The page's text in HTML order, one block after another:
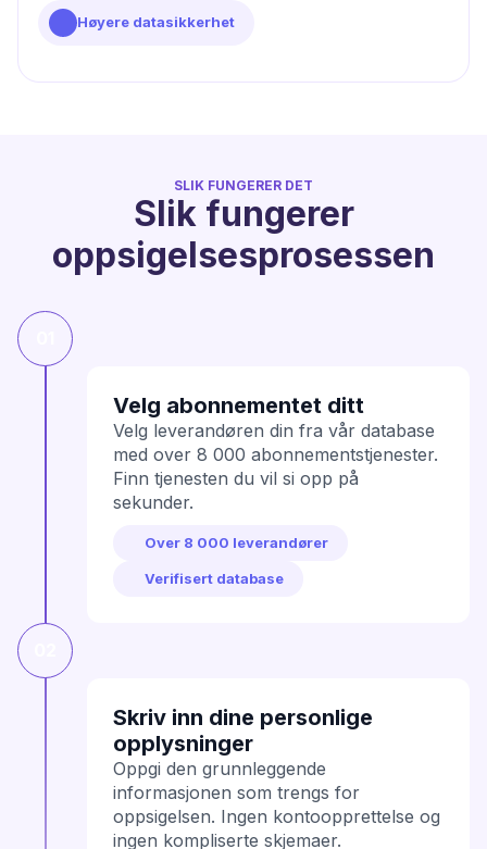
Høyere datasikkerhet
SLIK FUNGERER DET
Slik fungerer
oppsigelsesprosessen
Velg abonnementet ditt
Velg leverandøren din fra vår database
med over 8 000 abonnementstjenester.
Finn tjenesten du vil si opp på
sekunder.
Over 8 000 leverandører
Verifisert database
Skriv inn dine personlige
opplysninger
Oppgi den grunnleggende
informasjonen som trengs for
oppsigelsen. Ingen kontoopprettelse og
ingen kompliserte skjemaer.